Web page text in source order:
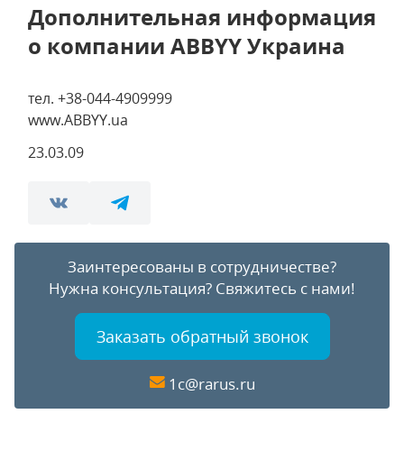
Дополнительная информация
о компании ABBYY Украина
тел. +38-044-4909999
www.ABBYY.ua
23.03.09
Заинтересованы в сотрудничестве?
Нужна консультация? Свяжитесь с нами!
Заказать обратный звонок
1c@rarus.ru